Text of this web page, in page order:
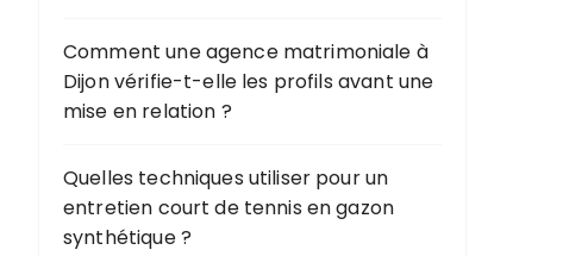
Comment une agence matrimoniale à
Dijon vérifie-t-elle les profils avant une
mise en relation ?
Quelles techniques utiliser pour un
entretien court de tennis en gazon
synthétique ?